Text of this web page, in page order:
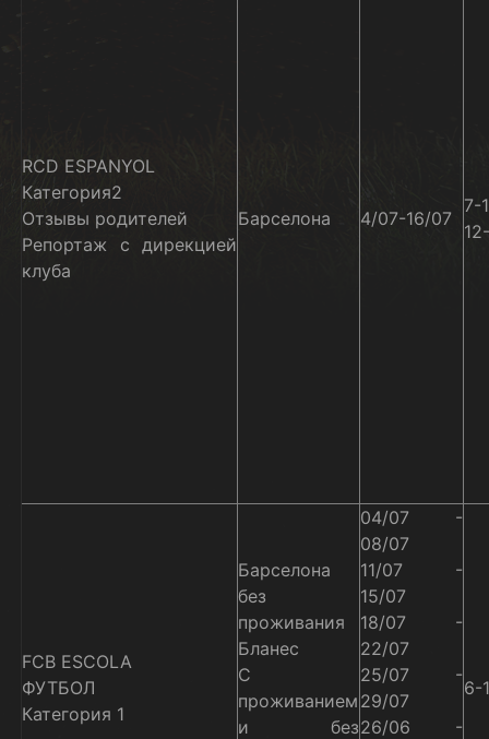
RCD ESPANYOL
Категория2
Отзывы родителей
Репортаж с дирекцией
клуба
Барселона 4/07-16/07
7-
FCB ESCOLA
ФУТБОЛ
Категория 1
Барселона
без
проживания
Бланес
С
проживанием
и без
04/07 -
08/07
11/07 -
15/07
18/07 -
22/07
25/07 -
29/07
26/06 -
6-